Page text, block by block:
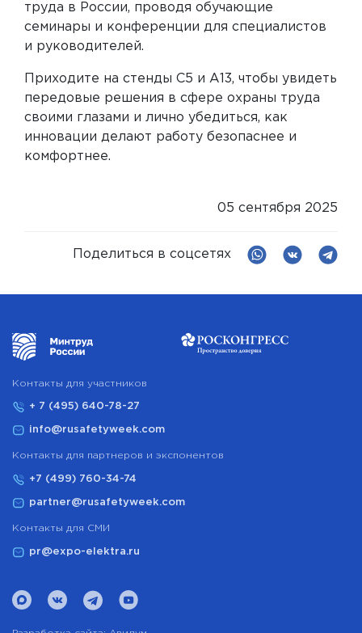
труда в России, проводя обучающие
семинары и конференции для специалистов
и руководителей.
Приходите на стенды С5 и А13, чтобы увидеть
передовые решения в сфере охраны труда
своими глазами и лично убедиться, как
инновации делают работу безопаснее и
комфортнее.
05 сентября 2025
Поделиться в соцсетях
Контакты для участников
+ 7 (495) 640-78-27
info@rusafetyweek.com
Контакты для партнеров и экспонентов
+7 (499) 760-34-74
partner@rusafetyweek.com
Контакты для СМИ
pr@expo-elektra.ru